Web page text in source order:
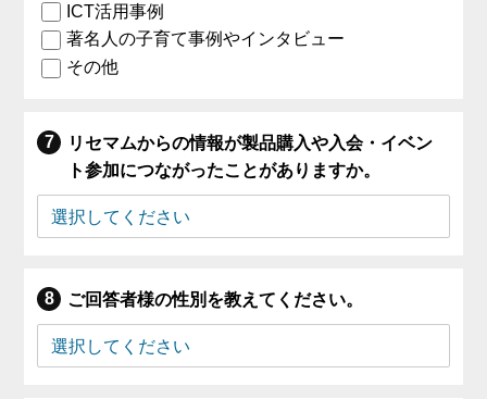
ICT活用事例
著名人の子育て事例やインタビュー
その他
リセマムからの情報が製品購入や入会・イベン
ト参加につながったことがありますか。
ご回答者様の性別を教えてください。